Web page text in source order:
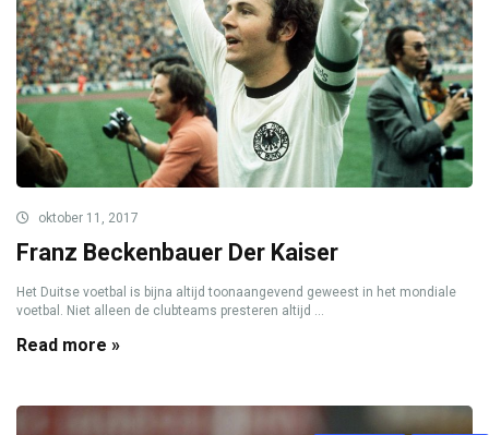
oktober 11, 2017
Franz Beckenbauer Der Kaiser
Het Duitse voetbal is bijna altijd toonaangevend geweest in het mondiale
voetbal. Niet alleen de clubteams presteren altijd ...
Read more »